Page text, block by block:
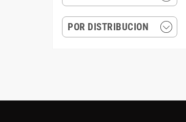
POR DISTRIBUCION